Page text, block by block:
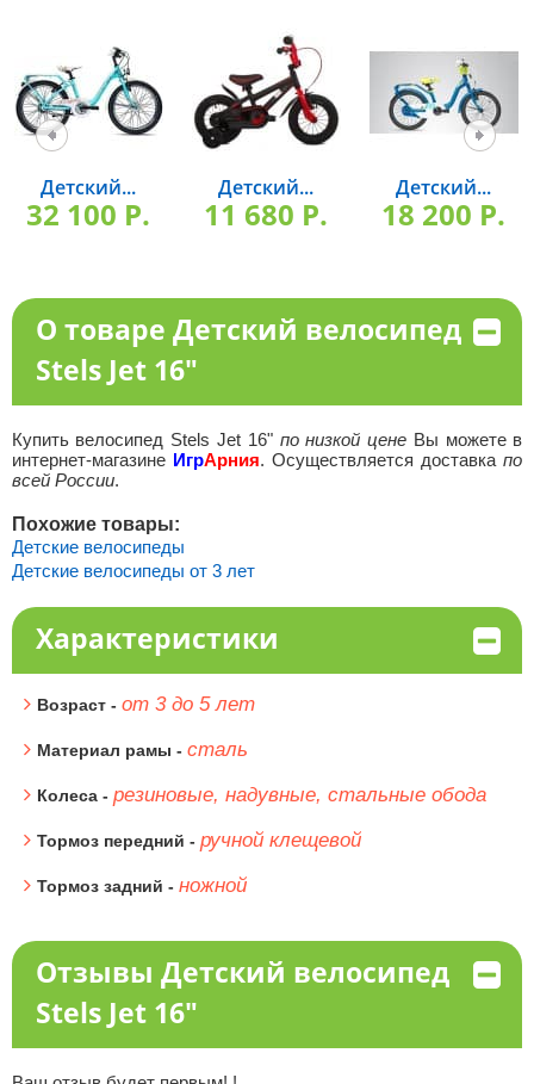
Детский...
32 100 P.
Детский...
11 680 P.
Детский...
18 200 P.
О товаре Детский велосипед
Stels Jet 16"
Купить велосипед Stels Jet 16" по низкой цене Вы можете в
интернет-магазине ИгрАрния. Осуществляется доставкапо
всей России.
Похожие товары:
Детские велосипеды
Детские велосипеды от 3 лет
Характеристики
Возраст - от 3 до 5 лет
Материал рамы - сталь
Колеса - резиновые, надувные, стальные обода
Тормоз передний - ручной клещевой
Тормоз задний - ножной
Отзывы Детский велосипед
Stels Jet 16"